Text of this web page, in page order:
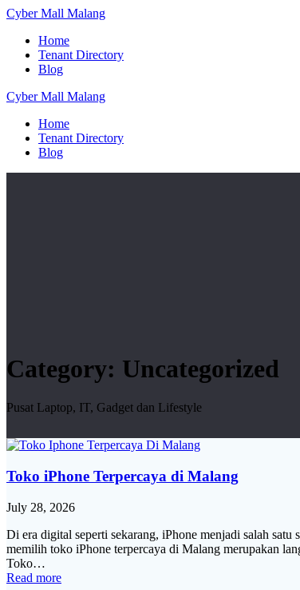
Skip
content
CyberMall Malang
Home
Tenant Directory
Blog
CyberMall Malang
Home
Tenant Directory
Blog
Category: Uncategorized
Pusat Laptop, IT, Gadget dan Lifestyle
Toko iPhone Terpercaya di Malang
July 28, 2026
Di era digital seperti sekarang, iPhone menjadi salah
memilih toko iPhone terpercaya di Malang merupakan
Toko…
Read more